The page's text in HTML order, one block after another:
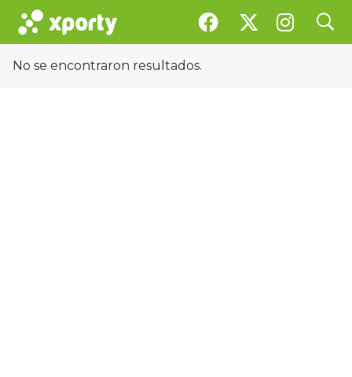
search
Instalaciones
No se encontraron resultados.